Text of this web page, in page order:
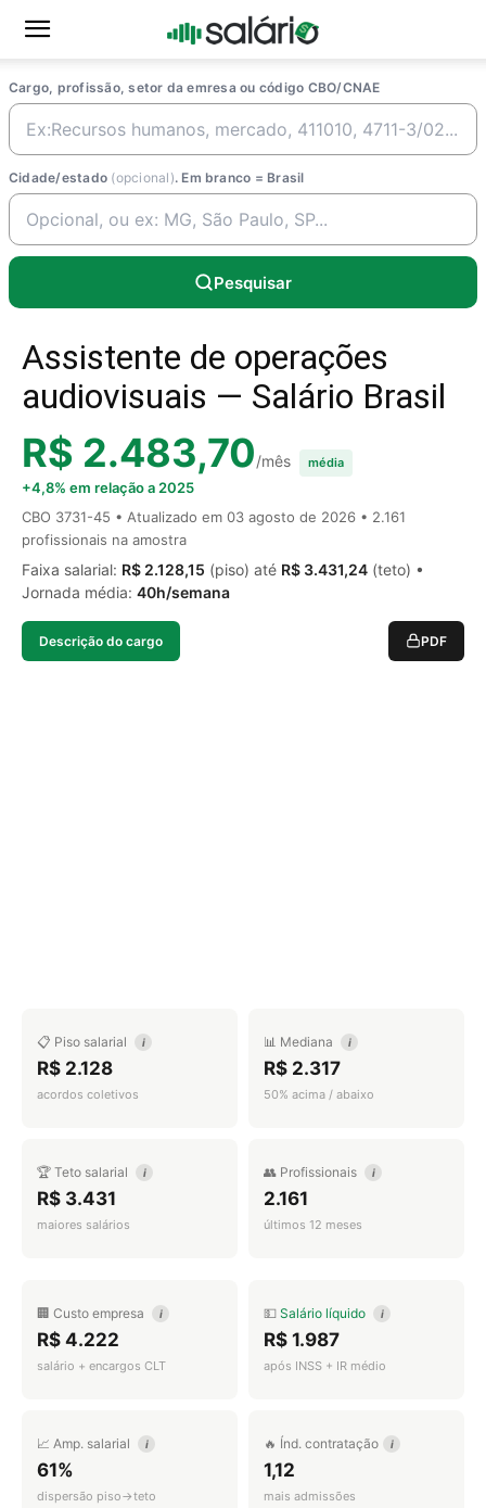
Cargo, profissão, setor da emresa ou código CBO/CNAE
Cidade/estado (opcional). Em branco = Brasil
Pesquisar
Assistente de operações
audiovisuais — Salário Brasil
R$ 2.483,70/mês média
+4,8% em relação a 2025
CBO 3731-45 • Atualizado em 03 agosto de 2026 • 2.161
profissionais na amostra
Faixa salarial: R$ 2.128,15 (piso) até R$ 3.431,24 (teto) •
Jornada média: 40h/semana
Descrição do cargo PDF
📋 Piso salarial i
R$ 2.128
acordos coletivos
📊 Mediana i
R$ 2.317
50% acima / abaixo
🏆 Teto salarial i
R$ 3.431
maiores salários
👥 Profissionais i
2.161
últimos 12 meses
🏢 Custo empresa i
R$ 4.222
salário + encargos CLT
💵 Salário líquido i
R$ 1.987
após INSS + IR médio
📈 Amp. salarial i
61%
dispersão piso→teto
🔥 Índ. contratação i
1,12
mais admissões